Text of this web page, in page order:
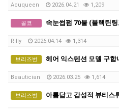
Acuqueen 2026.04.21 1,209
골코 속눈썹펌 70불 (블랙틴
Rilly 2026.04.14 1,314
브리즈번 헤어 익스텐션 모델 구합
Beautician 2026.03.25 1,614
브리즈번 아름답고 감성적 뷰티스튜디오